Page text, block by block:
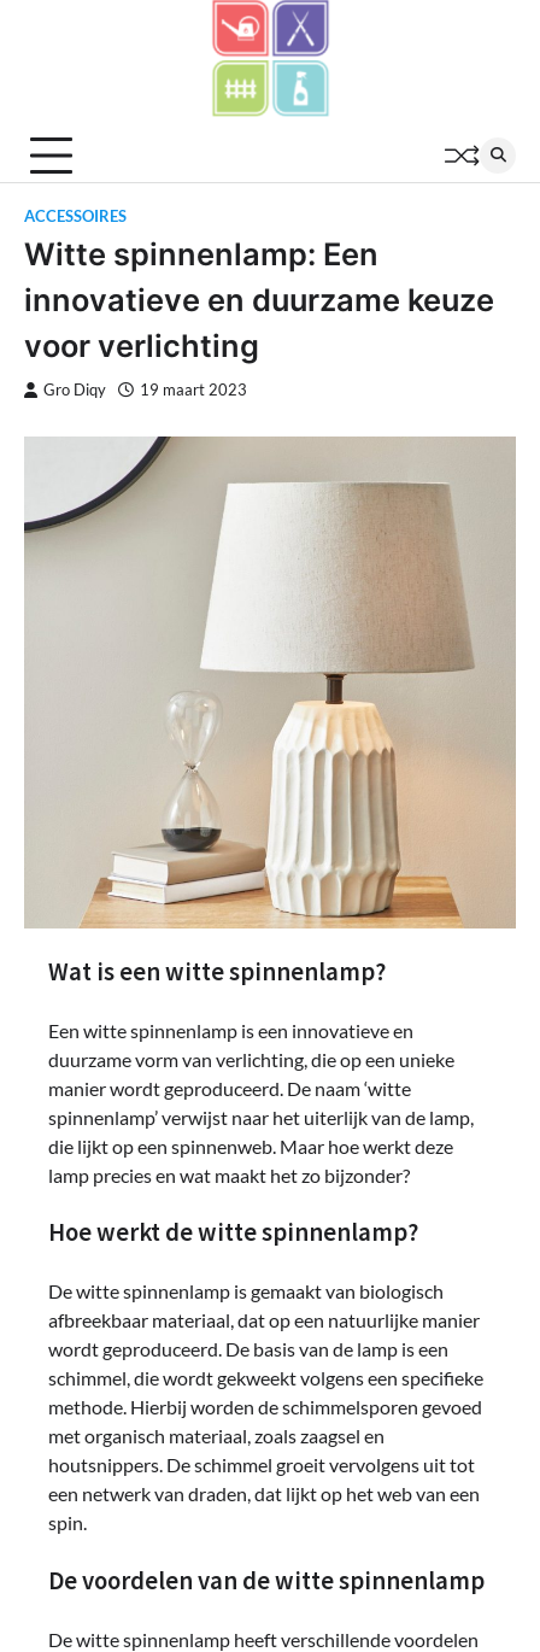
ACCESSOIRES
Witte spinnenlamp: Een
innovatieve en duurzame keuze
voor verlichting
Gro Diqy 19 maart 2023
Wat is een witte spinnenlamp?
Een witte spinnenlamp is een innovatieve en
duurzame vorm van verlichting, die op een unieke
manier wordt geproduceerd. De naam ‘witte
spinnenlamp’ verwijst naar het uiterlijk van de lamp,
die lijkt op een spinnenweb. Maar hoe werkt deze
lamp precies en wat maakt het zo bijzonder?
Hoe werkt de witte spinnenlamp?
De witte spinnenlamp is gemaakt van biologisch
afbreekbaar materiaal, dat op een natuurlijke manier
wordt geproduceerd. De basis van de lamp is een
schimmel, die wordt gekweekt volgens een specifieke
methode. Hierbij worden de schimmelsporen gevoed
met organisch materiaal, zoals zaagsel en
houtsnippers. De schimmel groeit vervolgens uit tot
een netwerk van draden, dat lijkt op het web van een
spin.
De voordelen van de witte spinnenlamp
De witte spinnenlamp heeft verschillende voordelen